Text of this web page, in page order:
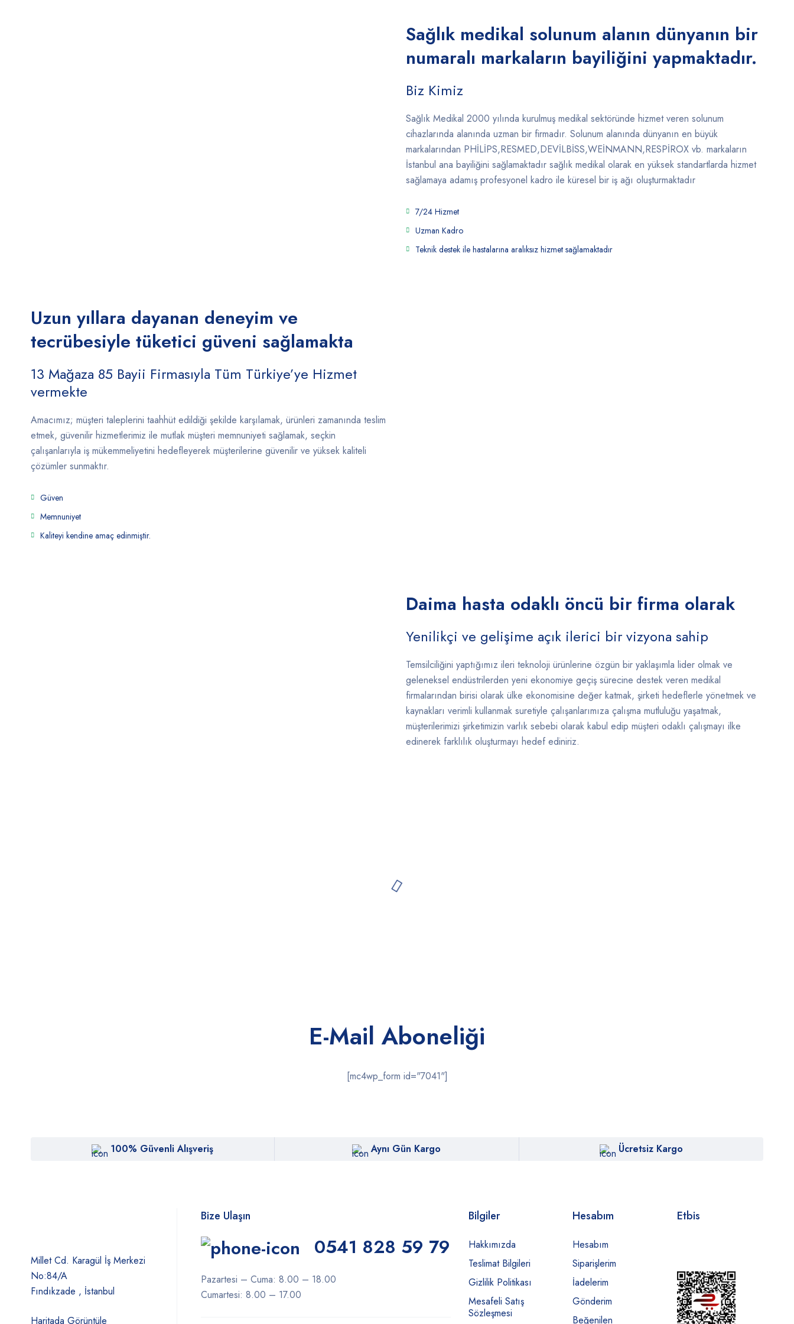
Sağlık medikal solunum alanın dünyanın bir
numaralı markaların bayiliğini yapmaktadır.
Biz Kimiz
Sağlık Medikal 2000 yılında kurulmuş medikal sektöründe hizmet veren solunum
cihazlarında alanında uzman bir firmadır. Solunum alanında dünyanın en büyük
markalarından PHİLİPS,RESMED,DEVİLBİSS,WEİNMANN,RESPİROX vb. markaların
İstanbul ana bayiliğini sağlamaktadır sağlık medikal olarak en yüksek standartlarda hizmet
sağlamaya adamış profesyonel kadro ile küresel bir iş ağı oluşturmaktadır
7/24 Hizmet
Uzman Kadro
Teknik destek ile hastalarına aralıksız hizmet sağlamaktadır
Uzun yıllara dayanan deneyim ve
tecrübesiyle tüketici güveni sağlamakta
13 Mağaza 85 Bayii Firmasıyla Tüm Türkiye’ye Hizmet
vermekte
Amacımız; müşteri taleplerini taahhüt edildiği şekilde karşılamak, ürünleri zamanında teslim
etmek, güvenilir hizmetlerimiz ile mutlak müşteri memnuniyeti sağlamak, seçkin
çalışanlarıyla iş mükemmeliyetini hedefleyerek müşterilerine güvenilir ve yüksek kaliteli
çözümler sunmaktır.
Güven
Memnuniyet
Kaliteyi kendine amaç edinmiştir.
Daima hasta odaklı öncü bir firma olarak
Yenilikçi ve gelişime açık ilerici bir vizyona sahip
Temsilciliğini yaptığımız ileri teknoloji ürünlerine özgün bir yaklaşımla lider olmak ve
geleneksel endüstrilerden yeni ekonomiye geçiş sürecine destek veren medikal
firmalarından birisi olarak ülke ekonomisine değer katmak, şirketi hedeflerle yönetmek ve
kaynakları verimli kullanmak suretiyle çalışanlarımıza çalışma mutluluğu yaşatmak,
müşterilerimizi şirketimizin varlık sebebi olarak kabul edip müşteri odaklı çalışmayı ilke
edinerek farklılık oluşturmayı hedef ediniriz.
E-Mail Aboneliği
[mc4wp_form id="7041"]
100% Güvenli Alışveriş Aynı Gün Kargo Ücretsiz Kargo
Millet Cd. Karagül İş Merkezi
No:84/A
Fındıkzade , İstanbul
Haritada Görüntüle
Bize Ulaşın
0541 828 59 79
Pazartesi – Cuma: 8.00 – 18.00
Cumartesi: 8.00 – 17.00
Bilgiler
Hakkımızda
Teslimat Bilgileri
Gizlilik Politikası
Mesafeli Satış
Sözleşmesi
Hesabım
Hesabım
Siparişlerim
İadelerim
Gönderim
Beğenilen
Etbis